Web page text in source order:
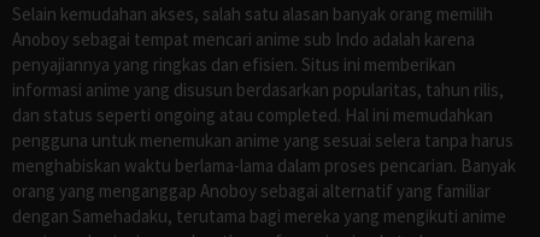
Selain kemudahan akses, salah satu alasan banyak orang memilih
Anoboy sebagai tempat mencari anime sub Indo adalah karena
penyajiannya yang ringkas dan efisien. Situs ini memberikan
informasi anime yang disusun berdasarkan popularitas, tahun rilis,
dan status seperti ongoing atau completed. Hal ini memudahkan
pengguna untuk menemukan anime yang sesuai selera tanpa harus
menghabiskan waktu berlama-lama dalam proses pencarian. Banyak
orang yang menganggap Anoboy sebagai alternatif yang familiar
dengan Samehadaku, terutama bagi mereka yang mengikuti anime